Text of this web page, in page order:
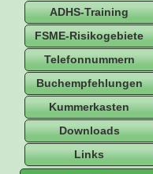
ADHS-Training
FSME-Risikogebiete
Telefonnummern
Buchempfehlungen
Kummerkasten
Downloads
Links